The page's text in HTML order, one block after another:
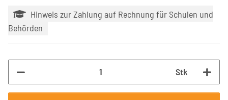
Hinweis zur Zahlung auf Rechnung für Schulen und
Behörden
Stk